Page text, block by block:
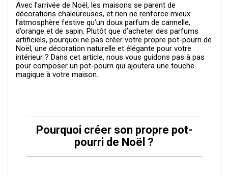
Avec l’arrivée de Noël, les maisons se parent de
décorations chaleureuses, et rien ne renforce mieux
l’atmosphère festive qu’un doux parfum de cannelle,
d’orange et de sapin. Plutôt que d’acheter des parfums
artificiels, pourquoi ne pas créer votre propre pot-pourri de
Noël, une décoration naturelle et élégante pour votre
intérieur ? Dans cet article, nous vous guidons pas à pas
pour composer un pot-pourri qui ajoutera une touche
magique à votre maison.
Pourquoi créer son propre pot-
pourri de Noël ?